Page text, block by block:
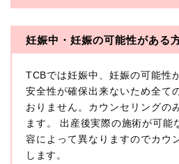
・医療法人社団創彩会
本プライバシーポリシーにおい
存する個人に関する情報であっ
氏名、生年月日その他の記述等
できるもの又は個人識別符号（
令に準じます。）が含まれるも
収集した患者様に関する情報に
の個人を識別できない情報もあ
み合わせることにより特定の個
妊娠中・妊娠の可能性がある
TCBでは妊娠中、妊娠の可能性
安全性が確保出来ないため全て
おりません。カウンセリングの
ます。 出産後実際の施術が可能
容によって異なりますのでカウ
します。